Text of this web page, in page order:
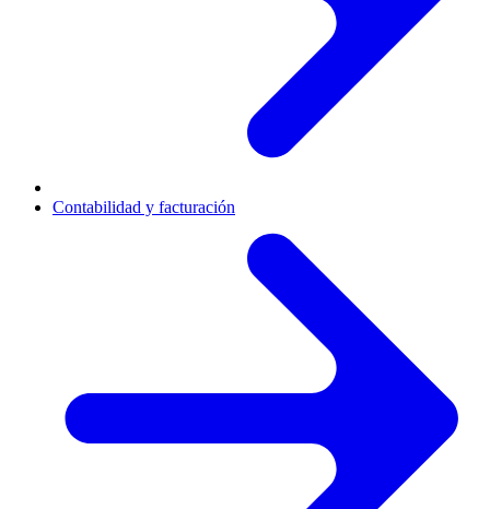
Contabilidad y facturación